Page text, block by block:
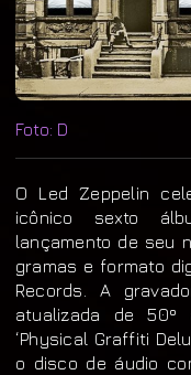
Foto: D
O Led Zeppelin
icônico sexto
lançamento de seu
gramas e formato
Records. A
atualizada de 50º
‘Physical Graffiti
o disco de áudio